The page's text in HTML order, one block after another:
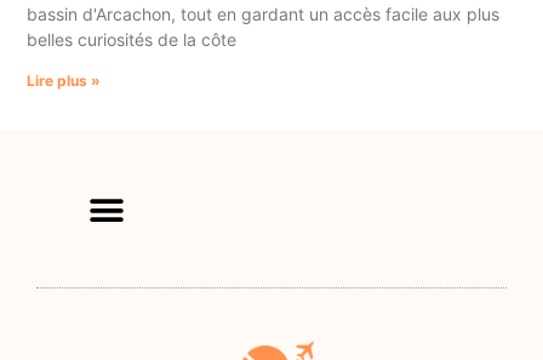
bassin d'Arcachon, tout en gardant un accès facile aux plus
belles curiosités de la côte
Lire plus »